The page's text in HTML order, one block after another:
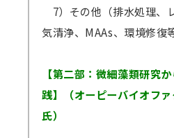
7）その他（排水処理、
気清浄、MAAs、環境修復
【第二部：微細藻類研究
践】（オーピーバイオフ
氏）